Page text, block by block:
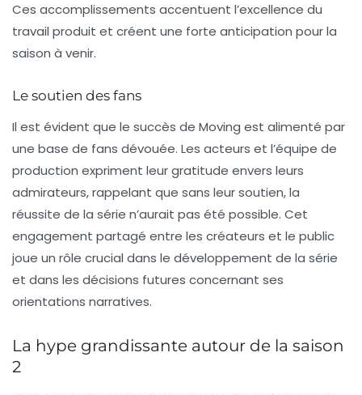
Ces accomplissements accentuent l’excellence du
travail produit et créent une forte anticipation pour la
saison à venir.
Le soutien des fans
Il est évident que le succès de Moving est alimenté par
une base de fans dévouée. Les acteurs et l’équipe de
production expriment leur gratitude envers leurs
admirateurs, rappelant que sans leur soutien, la
réussite de la série n’aurait pas été possible. Cet
engagement partagé entre les créateurs et le public
joue un rôle crucial dans le développement de la série
et dans les décisions futures concernant ses
orientations narratives.
La hype grandissante autour de la saison
2